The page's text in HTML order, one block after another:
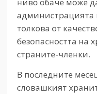
администрацията
толкова от
безопасността на
страните-членки.
В последните
словашкият